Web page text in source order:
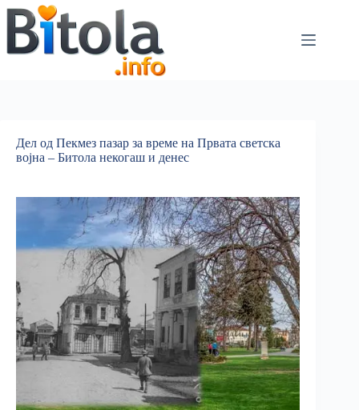
Дел од Пекмез пазар за време на Првата светска
војна – Битола некогаш и денес